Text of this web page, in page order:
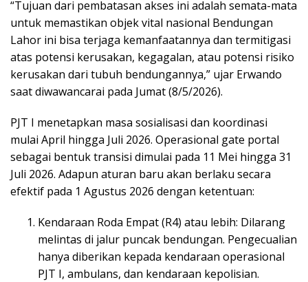
“Tujuan dari pembatasan akses ini adalah semata-mata
untuk memastikan objek vital nasional Bendungan
Lahor ini bisa terjaga kemanfaatannya dan termitigasi
atas potensi kerusakan, kegagalan, atau potensi risiko
kerusakan dari tubuh bendungannya,” ujar Erwando
saat diwawancarai pada Jumat (8/5/2026).
PJT I menetapkan masa sosialisasi dan koordinasi
mulai April hingga Juli 2026. Operasional gate portal
sebagai bentuk transisi dimulai pada 11 Mei hingga 31
Juli 2026. Adapun aturan baru akan berlaku secara
efektif pada 1 Agustus 2026 dengan ketentuan:
Kendaraan Roda Empat (R4) atau lebih: Dilarang
melintas di jalur puncak bendungan. Pengecualian
hanya diberikan kepada kendaraan operasional
PJT I, ambulans, dan kendaraan kepolisian.